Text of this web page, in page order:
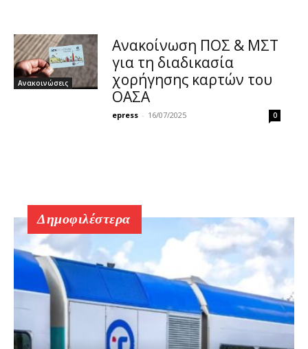
Ανακοινώσεις
Ανακοίνωση ΠΟΣ & ΜΣΤ
για τη διαδικασία
χορήγησης καρτών του
ΟΑΣΑ
epress - 16/07/2025 0
Δημοφιλέστερα